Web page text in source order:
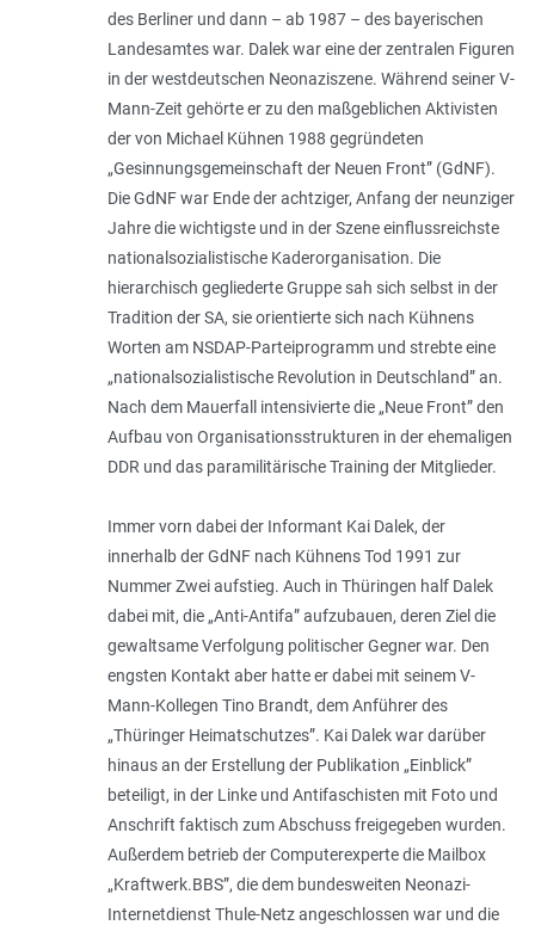
des Berliner und dann – ab 1987 – des bayerischen
Landesamtes war. Dalek war eine der zentralen Figuren
in der westdeutschen Neonaziszene. Während seiner V-
Mann-Zeit gehörte er zu den maßgeblichen Aktivisten
der von Michael Kühnen 1988 gegründeten
„Gesinnungsgemeinschaft der Neuen Front” (GdNF).
Die GdNF war Ende der achtziger, Anfang der neunziger
Jahre die wichtigste und in der Szene einflussreichste
nationalsozialistische Kaderorganisation. Die
hierarchisch gegliederte Gruppe sah sich selbst in der
Tradition der SA, sie orientierte sich nach Kühnens
Worten am NSDAP-Parteiprogramm und strebte eine
„nationalsozialistische Revolution in Deutschland” an.
Nach dem Mauerfall intensivierte die „Neue Front” den
Aufbau von Organisationsstrukturen in der ehemaligen
DDR und das paramilitärische Training der Mitglieder.
Immer vorn dabei der Informant Kai Dalek, der
innerhalb der GdNF nach Kühnens Tod 1991 zur
Nummer Zwei aufstieg. Auch in Thüringen half Dalek
dabei mit, die „Anti-Antifa” aufzubauen, deren Ziel die
gewaltsame Verfolgung politischer Gegner war. Den
engsten Kontakt aber hatte er dabei mit seinem V-
Mann-Kollegen Tino Brandt, dem Anführer des
„Thüringer Heimatschutzes”. Kai Dalek war darüber
hinaus an der Erstellung der Publikation „Einblick”
beteiligt, in der Linke und Antifaschisten mit Foto und
Anschrift faktisch zum Abschuss freigegeben wurden.
Außerdem betrieb der Computerexperte die Mailbox
„Kraftwerk.BBS”, die dem bundesweiten Neonazi-
Internetdienst Thule-Netz angeschlossen war und die